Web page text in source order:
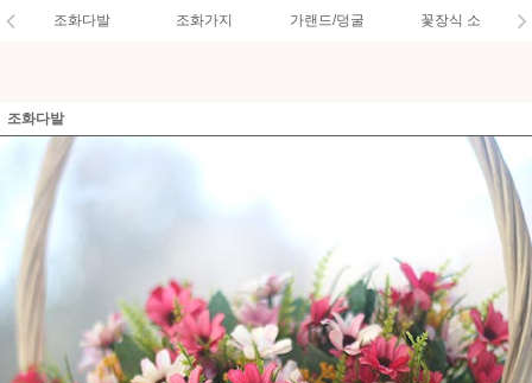
조화다발 조화가지 가랜드/덩굴 꽃장식 소
조화다발